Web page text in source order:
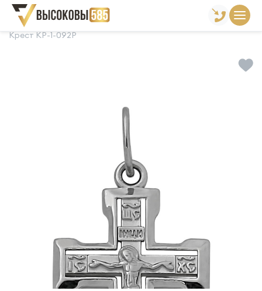
Главная Склад готовой продукции
Крест КР-1-092Р